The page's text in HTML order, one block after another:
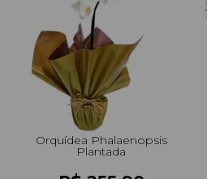
Orquídea Phalaenopsis
Plantada